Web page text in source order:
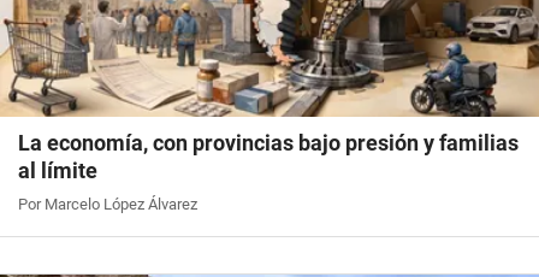
La economía, con provincias bajo presión y familias
al límite
Por Marcelo López Álvarez